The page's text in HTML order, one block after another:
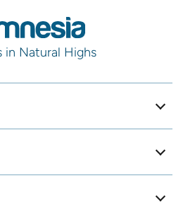
in Natural Highs